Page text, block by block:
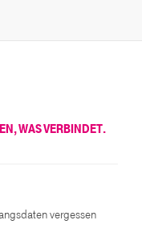
WAS VERBINDET.
vergessen